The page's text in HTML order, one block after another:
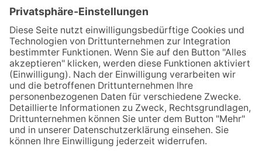
Öffnungszeiten
Apotheken Notdienst:
Bereitschaftsdienste